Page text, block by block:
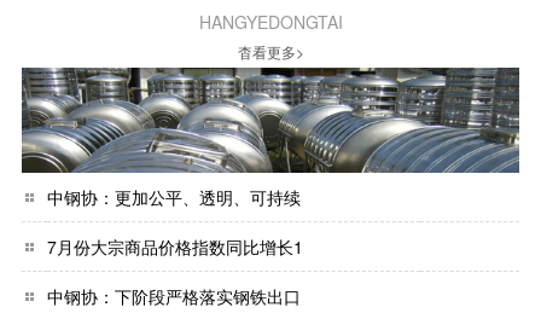
HANGYEDONGTAI
杳看更多>
中钢协：更加公平、透明、可持续
7月份大宗商品价格指数同比增长1
中钢协：下阶段严格落实钢铁出口